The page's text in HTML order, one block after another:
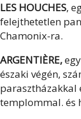
LES HOUCHES,
felejthetetlen
Chamonix-ra.
ARGENTIÈRE,
északi végén,
parasztházakkal
templommal. és